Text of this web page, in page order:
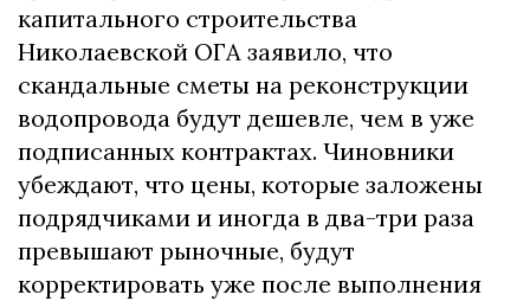
капитального строительства
Николаевской ОГА заявило, что
скандальные сметы на реконструкции
водопровода будут дешевле, чем в уже
подписанных контрактах. Чиновники
убеждают, что цены, которые заложены
подрядчиками и иногда в два-три раза
превышают рыночные, будут
корректировать уже после выполнения